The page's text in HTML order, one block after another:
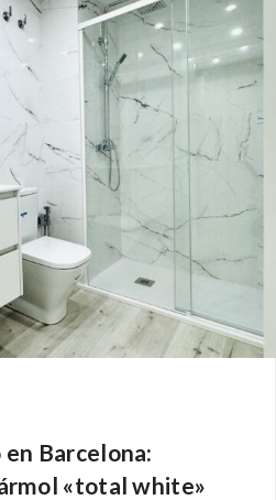
Barcelona:
«total white»